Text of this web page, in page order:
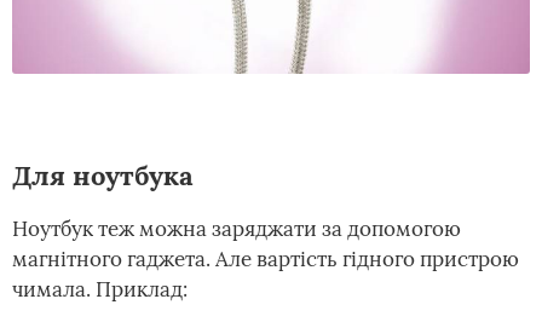
Для ноутбука
Ноутбук теж можна заряджати за допомогою
магнітного гаджета. Але вартість гідного пристрою
чимала. Приклад: